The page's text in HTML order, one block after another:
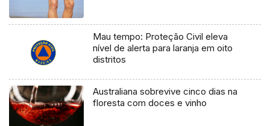
Mau tempo: Proteção Civil eleva
nível de alerta para laranja em oito
distritos
Australiana sobrevive cinco dias na
floresta com doces e vinho